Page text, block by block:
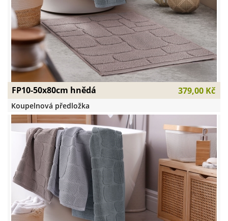
FP10-50x80cm hnědá 379,00 Kč
Koupelnová předložka